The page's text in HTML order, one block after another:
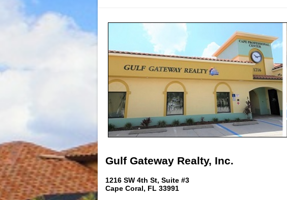
Gulf Gateway Realty, Inc.
1216 SW 4th St, Suite #3
Cape Coral, FL 33991